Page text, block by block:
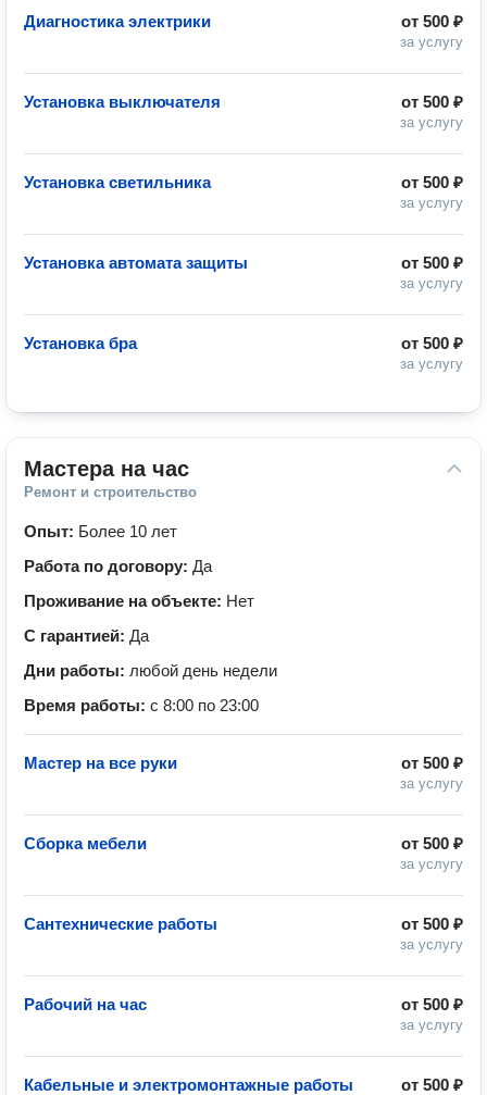
от 500 ₽
за услугу
Диагностика электрики
от 500 ₽
за услугу
Установка выключателя
от 500 ₽
за услугу
Установка светильника
от 500 ₽
за услугу
Установка автомата защиты
от 500 ₽
за услугу
Установка бра
Мастера на час
Ремонт и строительство
Опыт: Более 10 лет
Работа по договору: Да
Проживание на объекте: Нет
С гарантией: Да
Дни работы: любой день недели
Время работы: с 8:00 по 23:00
от 500 ₽
за услугу
Мастер на все руки
от 500 ₽
за услугу
Сборка мебели
от 500 ₽
за услугу
Сантехнические работы
от 500 ₽
за услугу
Рабочий на час
от 500 ₽
Кабельные и электромонтажные работы